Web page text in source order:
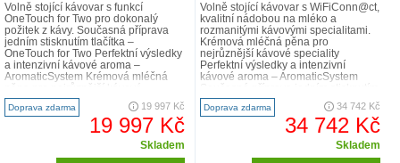
Volně stojící kávovar s funkcí
OneTouch for Two pro dokonalý
požitek z kávy. Současná příprava
jedním stisknutím tlačítka –
OneTouch for Two Perfektní výsledky
a intenzivní kávové aroma –
AromaticSystem Krémová mléčná
speciality Komfortní čišt..
Doprava zdarma 19 997 Kč
19 997 Kč
Skladem
Volně stojící kávovar s WiFiConn@ct,
kvalitní nádobou na mléko a
rozmanitými kávovými specialitami.
Krémová mléčná pěna pro
nejrůznější kávové speciality
Perfektní výsledky a intenzivní
kávové aroma – AromaticSystem
tlačítka – OneTouch ..
Doprava zdarma 34 742 Kč
34 742 Kč
Skladem